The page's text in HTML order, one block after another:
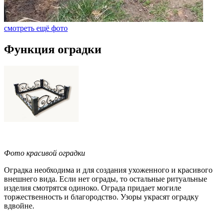
смотреть ещё фото
Функция оградки
Фото красивой оградки
Оградка необходима и для создания ухоженного и красивого
внешнего вида. Если нет ограды, то остальные ритуальные
изделия смотрятся одиноко. Ограда придает могиле
торжественность и благородство. Узоры украсят оградку
вдвойне.